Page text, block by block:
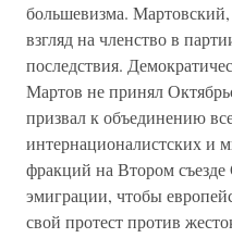
большевизма.
взгляд на членство в
последствия.
Мартов не принял
призвал к объединению
интернационалистских и
фракций на Втором
эмиграции, чтобы
свой протест против